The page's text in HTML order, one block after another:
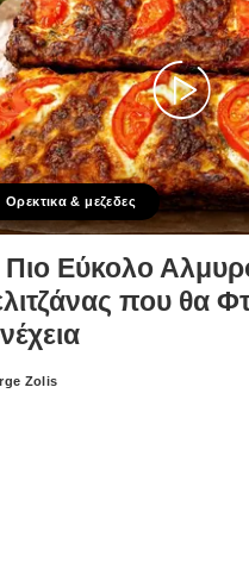
Ορεκτικα & μεζεδες
Πιο Εύκολο
που θα
Zolis